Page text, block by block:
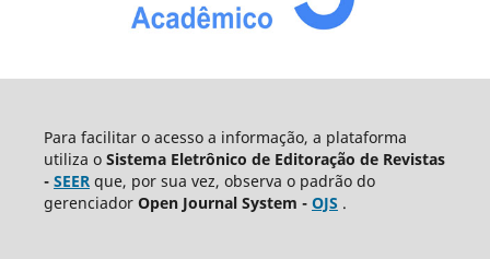
Para facilitar o acesso a informação, a plataforma
utiliza o Sistema Eletrônico de Editoração de Revistas
- SEERque, por sua vez, observa o padrão do
gerenciador Open Journal System - OJS .